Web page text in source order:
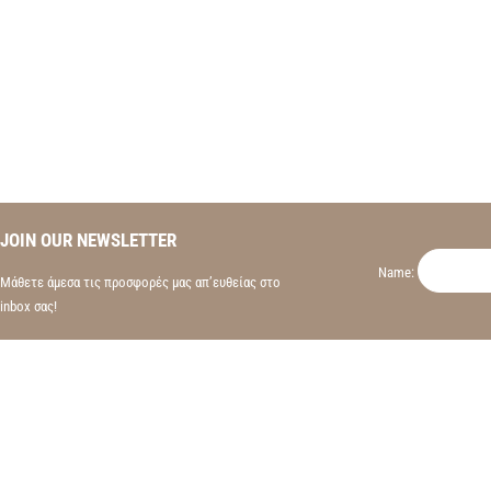
JOIN OUR NEWSLETTER
Μάθετε άμεσα τις προσφορές μας απ’ευθείας στο
inbox σας!
Name: